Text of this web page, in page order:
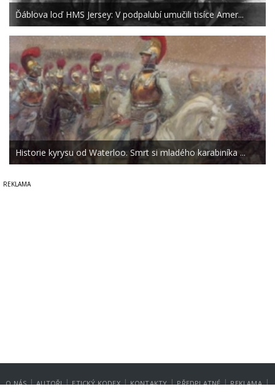
Ďáblova loď HMS Jersey: V podpalubí umučili tisíce Amer...
Historie kyrysu od Waterloo. Smrt si mladého karabiníka ...
O NÁS | AUTOŘI | ETICKÝ KODEX | KONTAKTY | PŘEDPLATNÉ | REKLAMA |